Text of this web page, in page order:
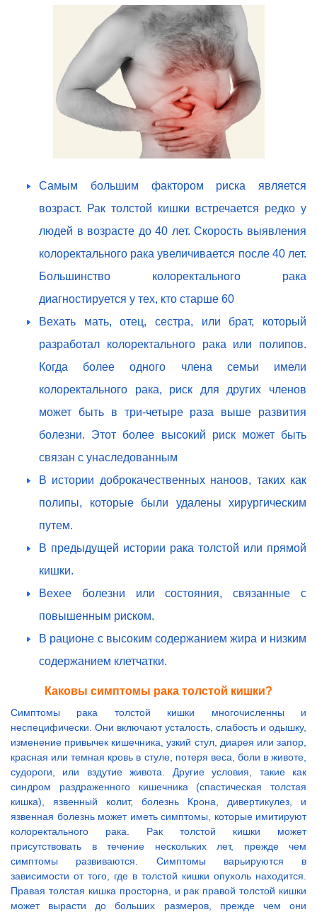
Самым большим фактором риска является
возраст. Рак толстой кишки встречается редко у
людей в возрасте до 40 лет. Скорость выявления
колоректального рака увеличивается после 40 лет.
Большинство колоректального рака
диагностируется у тех, кто старше 60
Вехать мать, отец, сестра, или брат, который
разработал колоректального рака или полипов.
Когда более одного члена семьи имели
колоректального рака, риск для других членов
может быть в три-четыре раза выше развития
болезни. Этот более высокий риск может быть
связан с унаследованным
В истории доброкачественных наноов, таких как
полипы, которые были удалены хирургическим
путем.
В предыдущей истории рака толстой или прямой
кишки.
Вехее болезни или состояния, связанные с
повышенным риском.
В рационе с высоким содержанием жира и низким
содержанием клетчатки.
Каковы симптомы рака толстой кишки?
Симптомы рака толстой кишки многочисленны и
неспецифически. Они включают усталость, слабость и одышку,
изменение привычек кишечника, узкий стул, диарея или запор,
красная или темная кровь в стуле, потеря веса, боли в животе,
судороги, или вздутие живота. Другие условия, такие как
синдром раздраженного кишечника (спастическая толстая
кишка), язвенный колит, болезнь Крона, дивертикулез, и
язвенная болезнь может иметь симптомы, которые имитируют
колоректального рака. Рак толстой кишки может
присутствовать в течение нескольких лет, прежде чем
симптомы развиваются. Симптомы варьируются в
зависимости от того, где в толстой кишки опухоль находится.
Правая толстая кишка просторна, и рак правой толстой кишки
может вырасти до больших размеров, прежде чем они